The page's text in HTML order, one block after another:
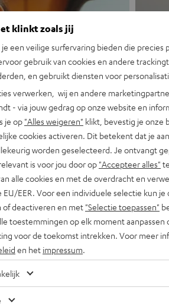
klinkt zoals jij
je een veilige surfervaring bieden die precies
gebruik van cookies en andere
en gebruikt diensten voor
verwerken, wij en andere
- via jouw gedrag op onze website en
je op "Alles weigeren" klikt, bevestig je onze
cookies activeren. Dit betekent dat je
worden geselecteerd. Je ontvangt
is voor jou door op "Accepteer alles"
alle cookies en met de overdracht en
EU/EER. Voor een individuele selectie kun
of deactiveren en met "Selectie toepassen"
toestemmingen op elk moment
voor de toekomst intrekken. Voor meer
en het impressum